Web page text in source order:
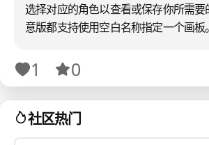
选择对应的角色以查看或保存你所需
意版都支持使用空白名称指定一个画板。
1 0
社区热门